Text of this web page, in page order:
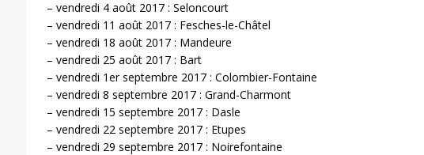
– vendredi 4 août 2017 : Seloncourt
– vendredi 11 août 2017 : Fesches-le-Châtel
– vendredi 18 août 2017 : Mandeure
– vendredi 25 août 2017 : Bart
– vendredi 1er septembre 2017 : Colombier-Fontaine
– vendredi 8 septembre 2017 : Grand-Charmont
– vendredi 15 septembre 2017 : Dasle
– vendredi 22 septembre 2017 : Etupes
– vendredi 29 septembre 2017 : Noirefontaine